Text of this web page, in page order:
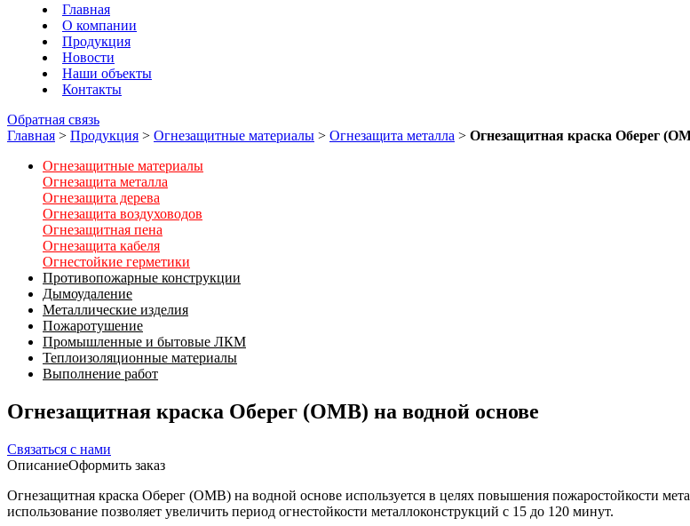
Главная
О компании
Продукция
Новости
Наши объекты
Контакты
Обратная связь
Главная > Продукция > Огнезащитные материалы > Огнезащита металла > Огнезащитная краска Оберег
Огнезащитные материалы
Огнезащита металла
Огнезащита дерева
Огнезащита воздуховодов
Огнезащитная пена
Огнезащита кабеля
Огнестойкие герметики
Противопожарные конструкции
Дымоудаление
Металлические изделия
Пожаротушение
Промышленные и бытовые ЛКМ
Теплоизоляционные материалы
Выполнение работ
Огнезащитная краска Оберег (ОМВ) на водной основе
Связаться с нами
ОписаниеОформить заказ
Огнезащитная краска Оберег (ОМВ) на водной основе используется в целях повышения пожаростойкости
использование позволяет увеличить период огнестойкости металлоконструкций с 15 до 120 минут.